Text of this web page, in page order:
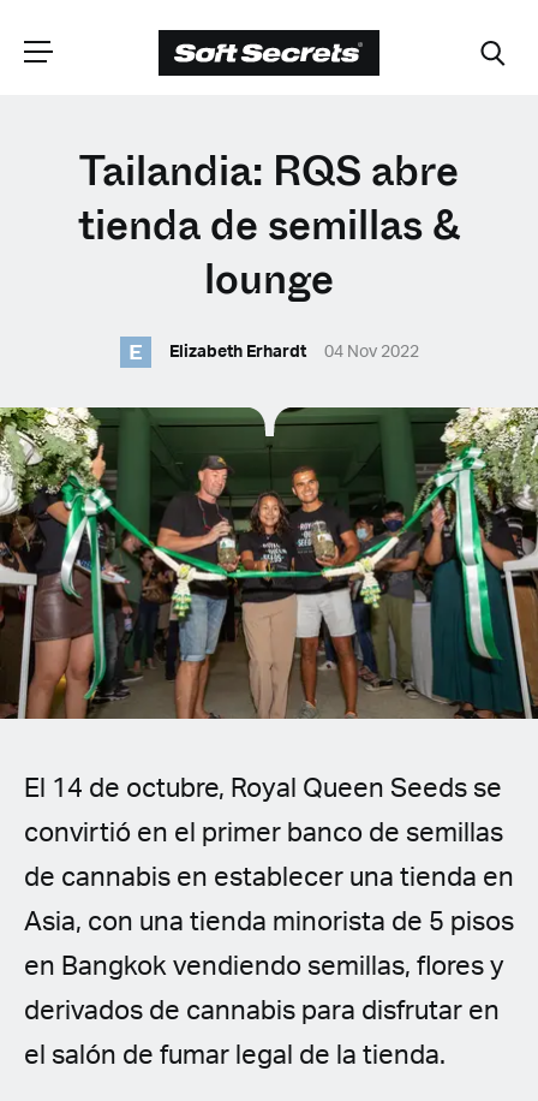
ELIGE TU
UBICACIÓN
English (United Kingdom)
English (United States)
Spanish (Spain)
Spanish (Latin America)
German
French
Czech
Polish
Tailandia: RQS abre
tienda de semillas &
lounge
E Elizabeth Erhardt 04 Nov 2022
El 14 de octubre, Royal Queen Seeds se
convirtió en el primer banco de semillas
de cannabis en establecer una tienda en
Asia, con una tienda minorista de 5 pisos
en Bangkok vendiendo semillas, flores y
derivados de cannabis para disfrutar en
el salón de fumar legal de la tienda.